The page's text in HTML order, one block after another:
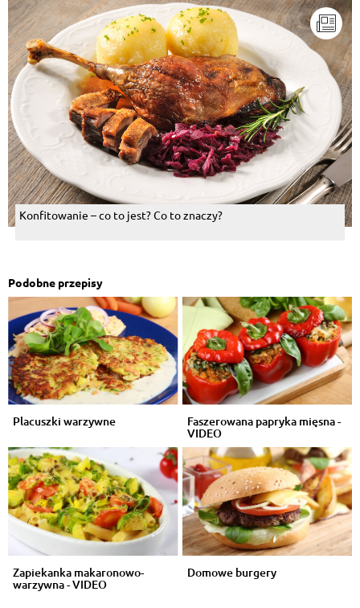
Konfitowanie – co to jest? Co to znaczy?
Podobne przepisy
Placuszki warzywne Faszerowana papryka mięsna -
VIDEO
Zapiekanka makaronowo-
warzywna - VIDEO
Domowe burgery